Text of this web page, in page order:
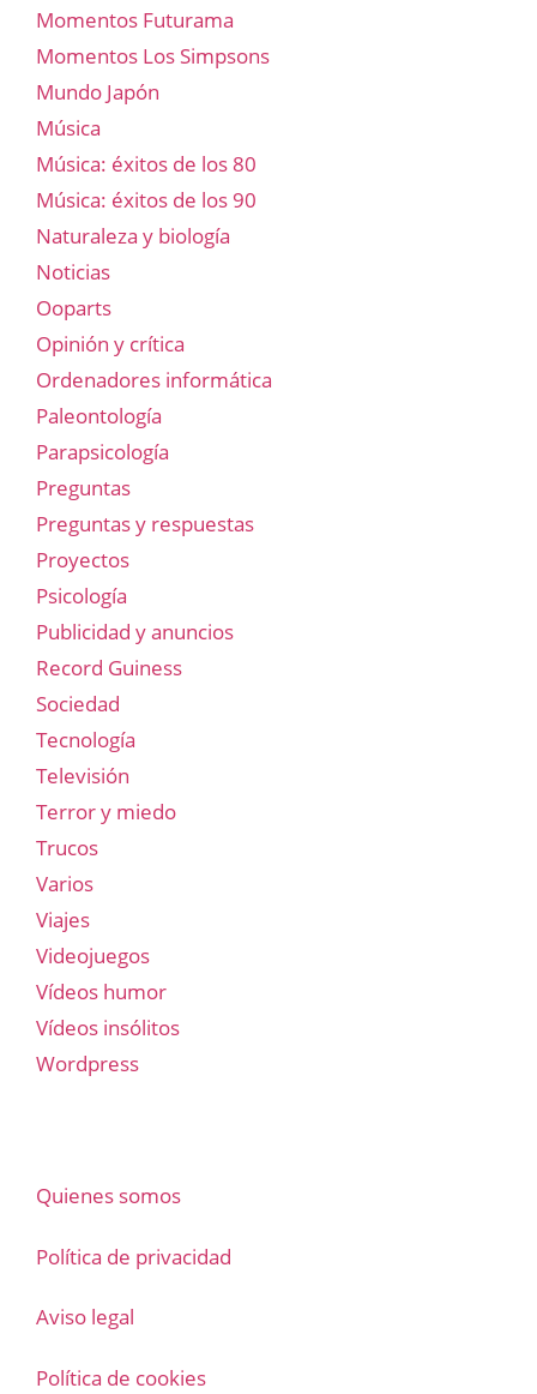
Momentos Futurama
Momentos Los Simpsons
Mundo Japón
Música
Música: éxitos de los 80
Música: éxitos de los 90
Naturaleza y biología
Noticias
Ooparts
Opinión y crítica
Ordenadores informática
Paleontología
Parapsicología
Preguntas
Preguntas y respuestas
Proyectos
Psicología
Publicidad y anuncios
Record Guiness
Sociedad
Tecnología
Televisión
Terror y miedo
Trucos
Varios
Viajes
Videojuegos
Vídeos humor
Vídeos insólitos
Wordpress
Quienes somos
Política de privacidad
Aviso legal
Política de cookies